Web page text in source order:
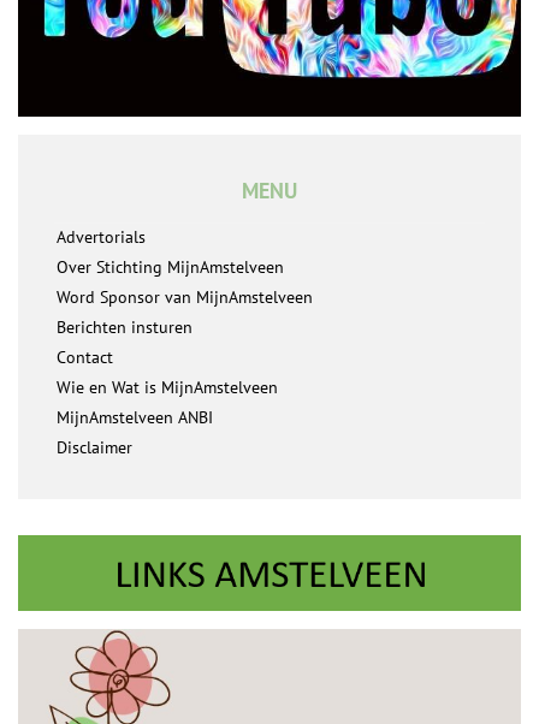
MENU
Advertorials
Over Stichting MijnAmstelveen
Word Sponsor van MijnAmstelveen
Berichten insturen
Contact
Wie en Wat is MijnAmstelveen
MijnAmstelveen ANBI
Disclaimer